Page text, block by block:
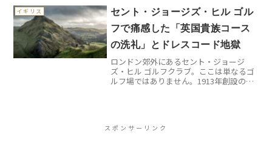
か？答えは街全体が2000年前から続く生
きた歴史書だから...
イギリス
セント・ジョージズ・ヒル ゴル
フで痛感した「英国貴族コース
の洗礼」とドレスコード地獄
ロンドン郊外にあるセント・ジョージ
ズ・ヒル ゴルフクラブ。ここは単なるゴ
ルフ場ではありません。1913年創設のこ
スポンサーリンク